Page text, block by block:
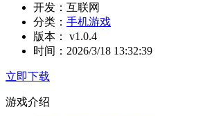
开发： 互联网
分类： 手机游戏
版本：
v1.0.4
时间： 2026/3/18 13:32:39
立即下载
游戏介绍